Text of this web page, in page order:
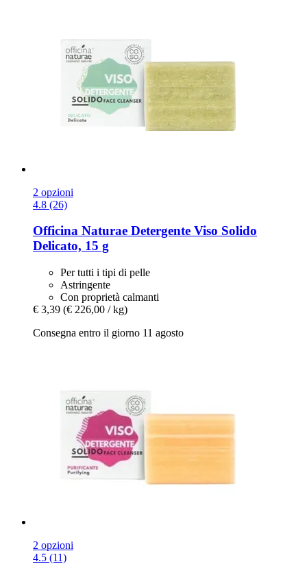
2 opzioni
4.8 (26)
Officina Naturae Detergente Viso Solido
Delicato, 15 g
Per tutti i tipi di pelle
Astringente
Con proprietà calmanti
€ 3,39 (€ 226,00 / kg)
Consegna entro il giorno 11 agosto
2 opzioni
4.5 (11)